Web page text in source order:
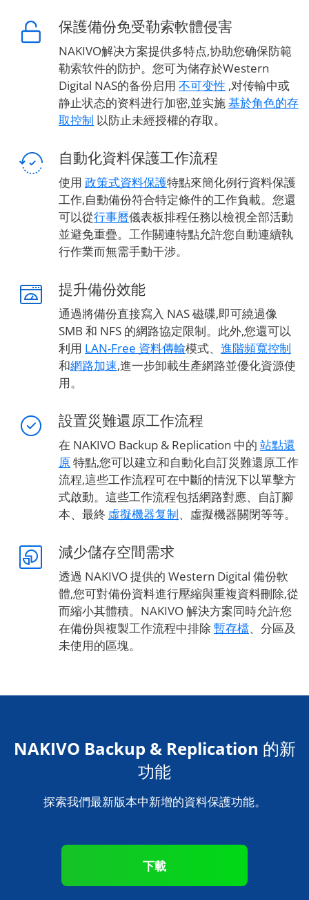
保護備份免受勒索軟體侵害
NAKIVO解决方案提供多特点,协助您确保防範
勒索软件的防护。您可为储存於Western
Digital NAS的备份启用 不可变性 ,对传輸中或
静止状态的资料进行加密,並实施基於角色的存
取控制 以防止未經授權的存取。
自動化資料保護工作流程
使用 政策式資料保護特點來簡化例行資料保護
工作,自動備份符合特定條件的工作負載。您還
可以從行事曆儀表板排程任務以檢視全部活動
並避免重疊。工作關連特點允許您自動連續執
行作業而無需手動干涉。
提升備份效能
通過將備份直接寫入 NAS 磁碟,即可繞過像
SMB 和 NFS 的網路協定限制。此外,您還可以
利用 LAN-Free 資料傳輸模式、 進階頻寬控制
和網路加速,進一步卸載生產網路並優化資源使
用。
設置災難還原工作流程
在 NAKIVO Backup & Replication 中的 站點還
原特點,您可以建立和自動化自訂災難還原工作
流程,這些工作流程可在中斷的情況下以單擊方
式啟動。這些工作流程包括網路對應、自訂腳
本、最終 虛擬機器复制、虛擬機器關閉等等。
減少儲存空間需求
透過 NAKIVO 提供的 Western Digital 備份軟
體,您可對備份資料進行壓縮與重複資料刪除,從
而縮小其體積。NAKIVO 解決方案同時允許您
在備份與複製工作流程中排除 暫存檔、分區及
未使用的區塊。
NAKIVO Backup & Replication 的新
功能
探索我們最新版本中新增的資料保護功能。
下載